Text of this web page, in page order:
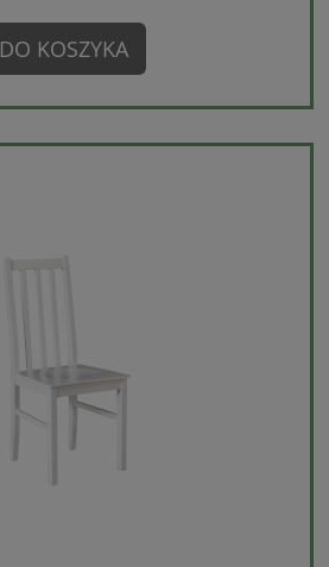
DO KOSZYKA